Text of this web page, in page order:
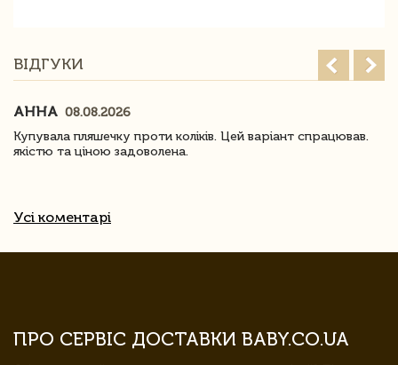
ВІДГУКИ
АННА 08.08.2026
Купувала пляшечку проти коліків. Цей варіант спрацював.
якістю та ціною задоволена.
Усі коментарі
ПРО СЕРВІС ДОСТАВКИ BABY.CO.UA